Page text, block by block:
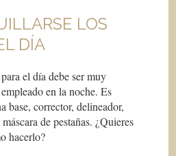
LOS
DÍA
el día debe ser muy
en la noche. Es
base, corrector, delineador,
de pestañas. ¿Quieres
hacerlo?